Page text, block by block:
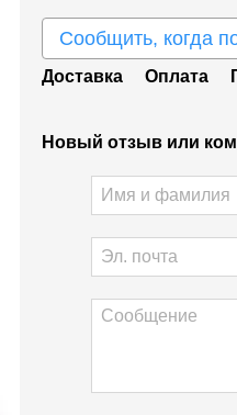
Сообщить, когда
Доставка Оплата
Новый отзыв или